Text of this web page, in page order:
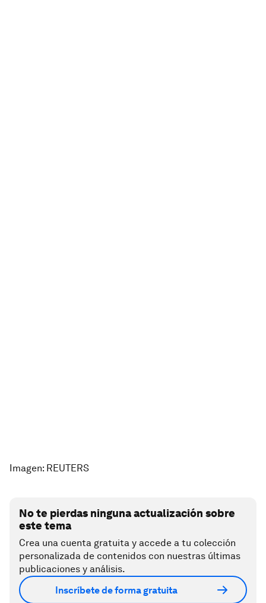
Imagen: REUTERS
No te pierdas ninguna actualización sobre
este tema
Crea una cuenta gratuita y accede a tu colección
personalizada de contenidos con nuestras últimas
publicaciones y análisis.
Inscríbete de forma gratuita